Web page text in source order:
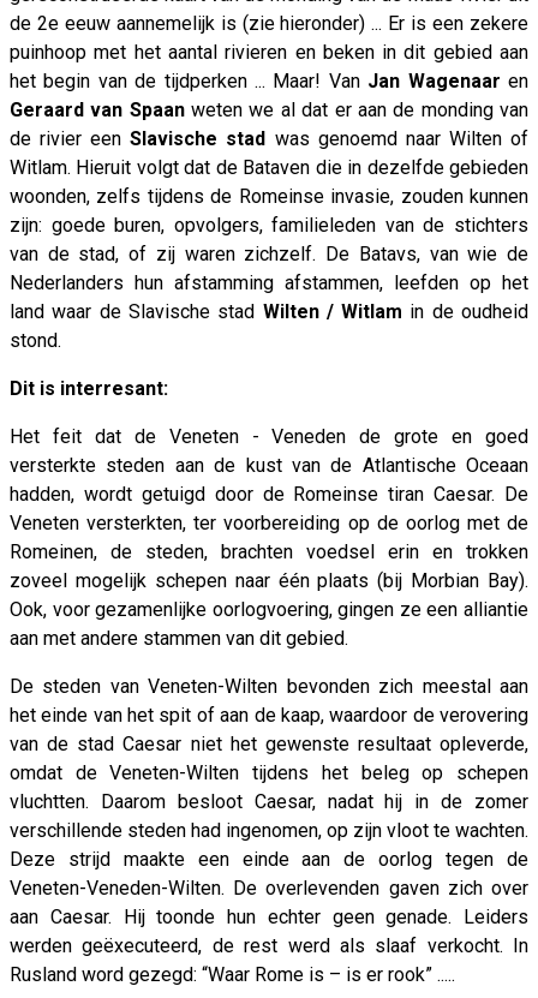
de 2e eeuw aannemelijk is (zie hieronder) ... Er is een zekere
puinhoop met het aantal rivieren en beken in dit gebied aan
het begin van de tijdperken ... Maar! Van Jan Wagenaar en
Geraard van Spaanweten we al dat er aan de monding van
de rivier eenSlavische stad was genoemd naar Wilten of
Witlam. Hieruit volgt dat de Bataven die in dezelfde gebieden
woonden, zelfs tijdens de Romeinse invasie, zouden kunnen
zijn: goede buren, opvolgers, familieleden van de stichters
van de stad, of zij waren zichzelf. De Batavs, van wie de
Nederlanders hun afstamming afstammen, leefden op het
land waar de Slavische stad Wilten / Witlam in de oudheid
stond.
Dit is interresant:
Het feit dat de Veneten - Veneden de grote en goed
versterkte steden aan de kust van de Atlantische Oceaan
hadden, wordt getuigd door de Romeinse tiran Caesar. De
Veneten versterkten, ter voorbereiding op de oorlog met de
Romeinen, de steden, brachten voedsel erin en trokken
zoveel mogelijk schepen naar één plaats (bij Morbian Bay).
Ook, voor gezamenlijke oorlogvoering, gingen ze een alliantie
aan met andere stammen van dit gebied.
De steden van Veneten-Wilten bevonden zich meestal aan
het einde van het spit of aan de kaap, waardoor de verovering
van de stad Caesar niet het gewenste resultaat opleverde,
omdat de Veneten-Wilten tijdens het beleg op schepen
vluchtten. Daarom besloot Caesar, nadat hij in de zomer
verschillende steden had ingenomen, op zijn vloot te wachten.
Deze strijd maakte een einde aan de oorlog tegen de
Veneten-Veneden-Wilten. De overlevenden gaven zich over
aan Caesar. Hij toonde hun echter geen genade. Leiders
werden geëxecuteerd, de rest werd als slaaf verkocht. In
Rusland word gezegd: “Waar Rome is – is er rook” .....